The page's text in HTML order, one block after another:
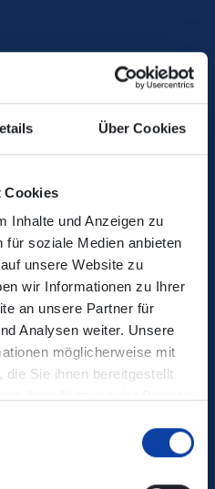
Über Cookies
Cookies
Inhalte und Anzeigen zu
für soziale Medien anbieten
unsere Website zu
wir Informationen zu Ihrer
an unsere Partner für
Analysen weiter. Unsere
möglicherweise mit
Sie ihnen bereitgestellt
Zug- und
GmbH